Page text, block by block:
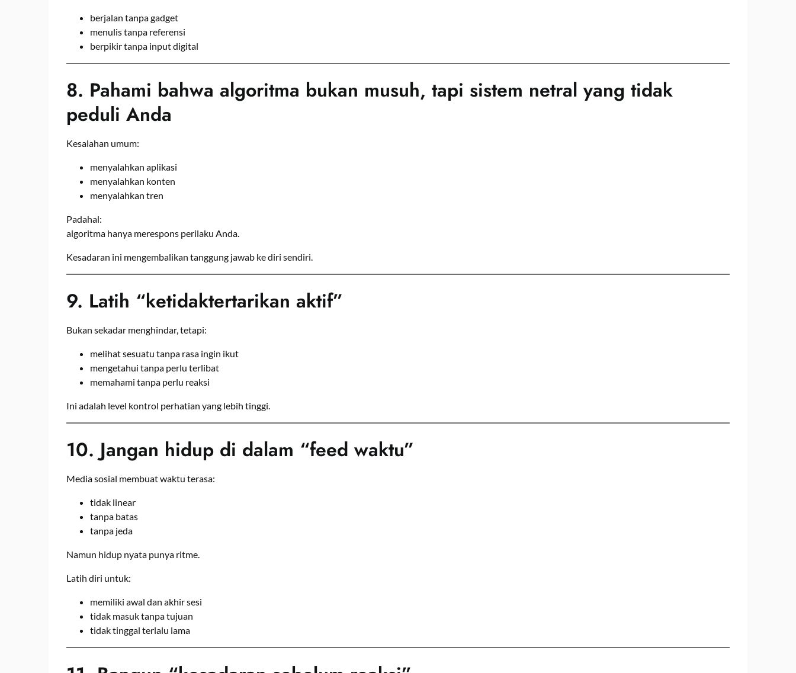
berjalan tanpa gadget
menulis tanpa referensi
berpikir tanpa input digital
8. Pahami bahwa algoritma bukan musuh, tapi sistem netral yang tidak
peduli Anda
Kesalahan umum:
menyalahkan aplikasi
menyalahkan konten
menyalahkan tren
Padahal:
algoritma hanya merespons perilaku Anda.
Kesadaran ini mengembalikan tanggung jawab ke diri sendiri.
9. Latih “ketidaktertarikan aktif”
Bukan sekadar menghindar, tetapi:
melihat sesuatu tanpa rasa ingin ikut
mengetahui tanpa perlu terlibat
memahami tanpa perlu reaksi
Ini adalah level kontrol perhatian yang lebih tinggi.
10. Jangan hidup di dalam “feed waktu”
Media sosial membuat waktu terasa:
tidak linear
tanpa batas
tanpa jeda
Namun hidup nyata punya ritme.
Latih diri untuk:
memiliki awal dan akhir sesi
tidak masuk tanpa tujuan
tidak tinggal terlalu lama